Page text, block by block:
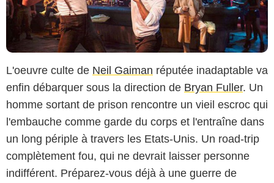
L'oeuvre culte de Neil Gaiman réputée inadaptable va
enfin débarquer sous la direction de Bryan Fuller. Un
homme sortant de prison rencontre un vieil escroc qui
l'embauche comme garde du corps et l'entraîne dans
un long périple à travers les Etats-Unis. Un road-trip
complètement fou, qui ne devrait laisser personne
indifférent. Préparez-vous déjà à une guerre de